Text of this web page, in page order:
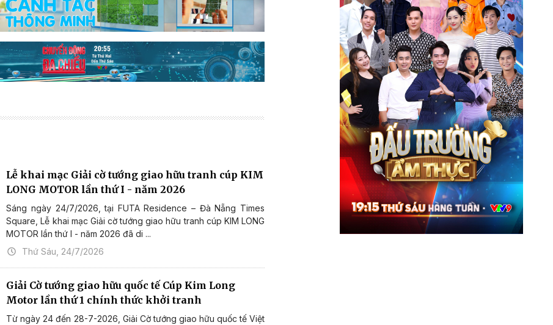
Lễ khai mạc Giải cờ tướng giao hữu tranh cúp KIM
LONG MOTOR lần thứ I - năm 2026
Sáng ngày 24/7/2026, tại FUTA Residence – Đà Nẵng Times
Square, Lễ khai mạc Giải cờ tướng giao hữu tranh cúp KIM LONG
MOTOR lần thứ I - năm 2026 đã di ...
Thứ Sáu, 24/7/2026
Giải Cờ tướng giao hữu quốc tế Cúp Kim Long
Motor lần thứ 1 chính thức khởi tranh
Từ ngày 24 đến 28-7-2026, Giải Cờ tướng giao hữu quốc tế Việt